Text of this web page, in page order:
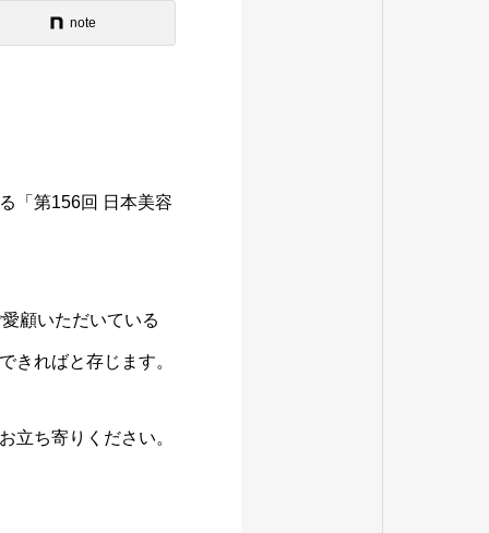
note
「第156回 日本美容
顧いただいている
きればと存じます。
立ち寄りください。